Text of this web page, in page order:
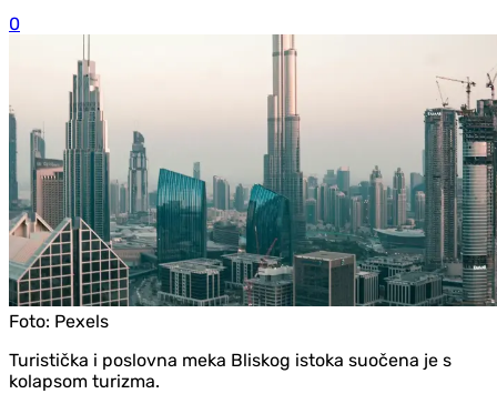
0
Foto: Pexels
Turistička i poslovna meka Bliskog istoka suočena je s
kolapsom turizma.